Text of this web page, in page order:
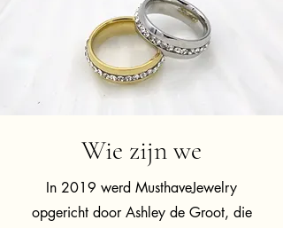
Wie zijn we
In 2019 werd MusthaveJewelry
opgericht door Ashley de Groot, die